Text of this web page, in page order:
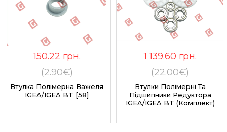
150.22 грн.
(2.90€)
Втулка Полімерна Важеля
IGEA/IGEA BT [58]
1 139.60 грн.
(22.00€)
Втулки Полімерні Та
Підшипники Редуктора
IGEA/IGEA BT (комплект)